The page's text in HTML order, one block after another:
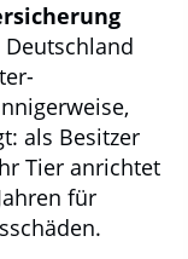
als Besitzer
Tier anrichtet
für